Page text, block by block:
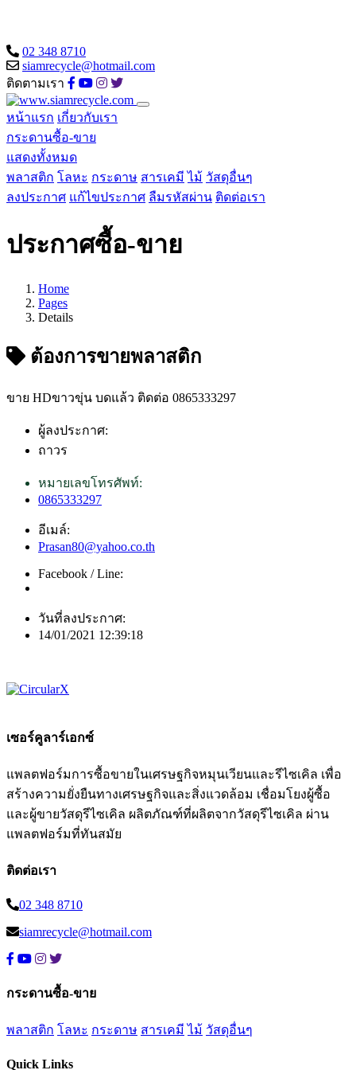
02 348 8710
siamrecycle@hotmail.com
ติดตามเรา
หน้าแรก เกี่ยวกับเรา
กระดานซื้อ-ขาย
แสดงทั้งหมด
พลาสติก โลหะ กระดาษ สารเคมี ไม้ วัสดุอื่นๆ
ลงประกาศ แก้ไขประกาศ ลืมรหัสผ่าน ติดต่อเรา
ประกาศซื้อ-ขาย
Home
Pages
Details
ต้องการขายพลาสติก
ขาย HDขาวขุ่น บดแล้ว ติดต่อ 0865333297
ผู้ลงประกาศ:
ถาวร
หมายเลขโทรศัพท์:
0865333297
อีเมล์:
Prasan80@yahoo.co.th
Facebook / Line:
วันที่ลงประกาศ:
14/01/2021 12:39:18
เซอร์คูลาร์เอกซ์
แพลตฟอร์มการซื้อขายในเศรษฐกิจหมุนเวียนและรีไซเคิล เพื่อ
สร้างความยั่งยืนทางเศรษฐกิจและสิ่งแวดล้อม เชื่อมโยงผู้ซื้อ
และผู้ขายวัสดุรีไซเคิล ผลิตภัณฑ์ที่ผลิตจากวัสดุรีไซเคิล ผ่าน
แพลตฟอร์มที่ทันสมัย
ติดต่อเรา
02 348 8710
siamrecycle@hotmail.com
กระดานซื้อ-ขาย
พลาสติก โลหะ กระดาษ สารเคมี ไม้ วัสดุอื่นๆ
Quick Links